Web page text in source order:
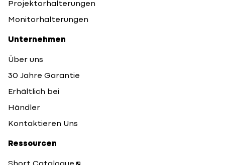
Projektorhalterungen
Monitorhalterungen
Unternehmen
Über uns
30 Jahre Garantie
Erhältlich bei
Händler
Kontaktieren Uns
Ressourcen